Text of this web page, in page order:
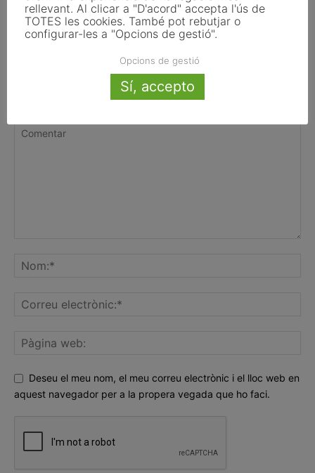
de transparència de la Llei d’IA que
afecten els ajuntaments
FER UN COMENTARI
Deseu el meu nom, el meu correu electrònic i el lloc web en
aquest navegador per a la propera vegada que ho faci.
rellevant. Al clicar a "D'acord" accepta l'ús de
TOTES les cookies. També pot rebutjar o
configurar-les a "Opcions de gestió".
Opcions de gestió
Sí, accepto